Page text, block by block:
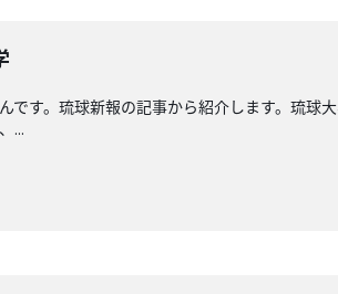
す。琉球新報の記事から紹介します。琉球
...